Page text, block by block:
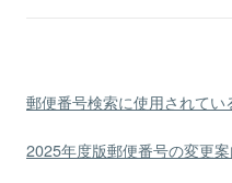
郵便番号検索に使用されてい
2025年度版郵便番号の変更